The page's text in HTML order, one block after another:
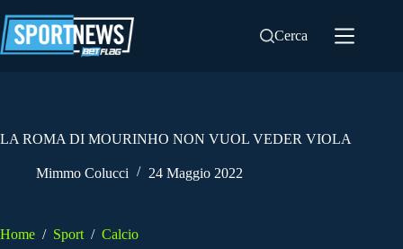
al
contenuto
Cerca
LA ROMA DI MOURINHO NON VUOL VEDER VIOLA
Mimmo Colucci 24 Maggio 2022
Home / Sport / Calcio